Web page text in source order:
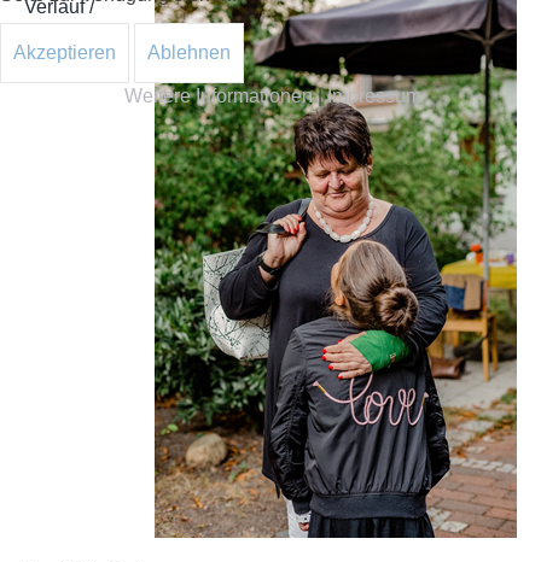
Verlauf /
Patenschaft
Akzeptieren Ablehnen
Weitere Informationen|Impressum